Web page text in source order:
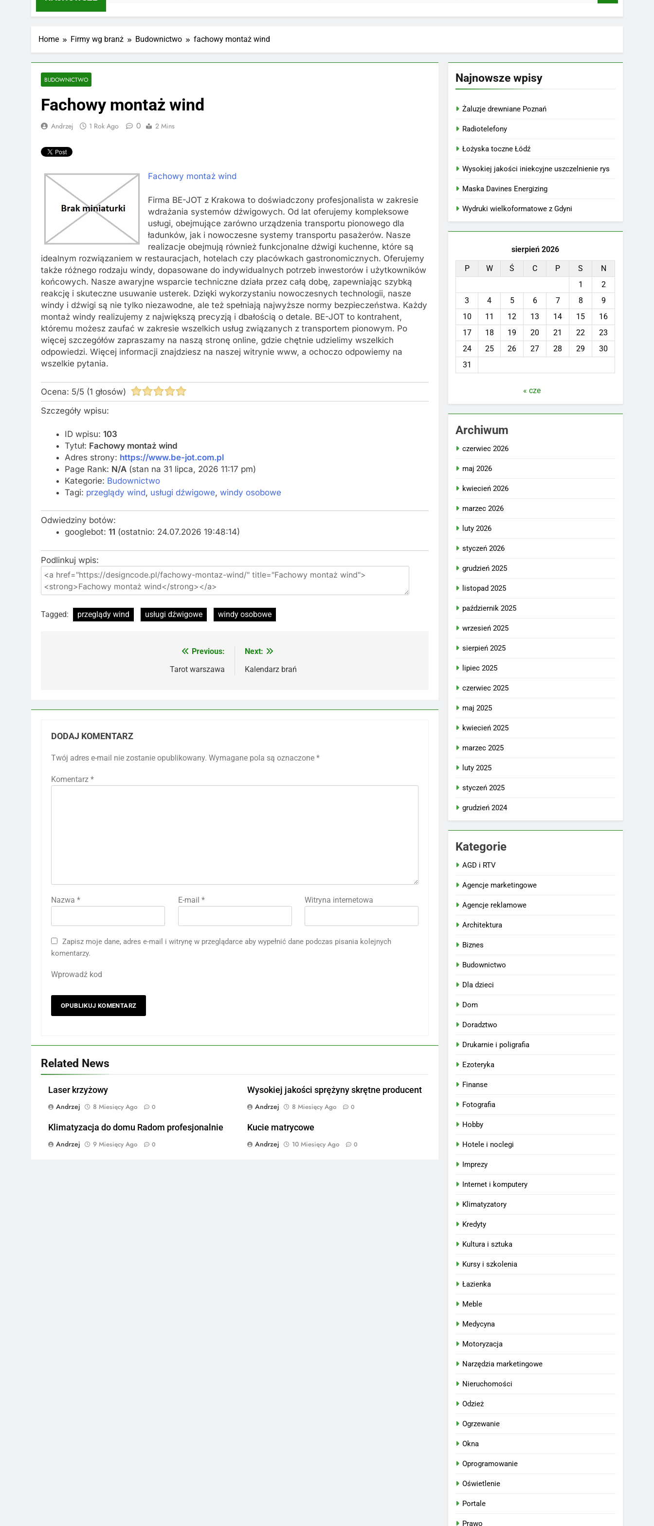
Home Firmy wg branż Budownictwo fachowy montaż wind
BUDOWNICTWO
Fachowy montaż wind
Andrzej 1 Rok Ago 0 2 Mins
Fachowy montaż wind
Firma BE-JOT z Krakowa to doświadczony profesjonalista w zakresie
wdrażania systemów dźwigowych. Od lat oferujemy kompleksowe
usługi, obejmujące zarówno urządzenia transportu pionowego dla
ładunków, jak i nowoczesne systemy transportu pasażerów. Nasze
realizacje obejmują również funkcjonalne dźwigi kuchenne, które są
idealnym rozwiązaniem w restauracjach, hotelach czy placówkach gastronomicznych. Oferujemy
także różnego rodzaju windy, dopasowane do indywidualnych potrzeb inwestorów i użytkowników
końcowych. Nasze awaryjne wsparcie techniczne działa przez całą dobę, zapewniając szybką
reakcję i skuteczne usuwanie usterek. Dzięki wykorzystaniu nowoczesnych technologii, nasze
windy i dźwigi są nie tylko niezawodne, ale też spełniają najwyższe normy bezpieczeństwa. Każdy
montaż windy realizujemy z największą precyzją i dbałością o detale. BE-JOT to kontrahent,
któremu możesz zaufać w zakresie wszelkich usług związanych z transportem pionowym. Po
więcej szczegółów zapraszamy na naszą stronę online, gdzie chętnie udzielimy wszelkich
odpowiedzi. Więcej informacji znajdziesz na naszej witrynie www, a ochoczo odpowiemy na
wszelkie pytania.
Ocena: 5/5 (1 głosów)
Szczegóły wpisu:
ID wpisu: 103
Tytuł: Fachowy montaż wind
Adres strony: https://www.be-jot.com.pl
Page Rank: N/A(stan na 31 lipca, 2026 11:17 pm)
Kategorie: Budownictwo
Tagi: przeglądy wind, usługi dźwigowe, windy osobowe
Odwiedziny botów:
googlebot: 11 (ostatnio: 24.07.2026 19:48:14)
Podlinkuj wpis:
Tagged: przeglądy wind usługi dźwigowe windy osobowe
Previous:
Tarot warszawa
Next:
Kalendarz brań
DODAJ KOMENTARZ
Twój adres e-mail nie zostanie opublikowany. Wymagane pola są oznaczone *
Komentarz *
Nazwa * E-mail * Witryna internetowa
Zapisz moje dane, adres e-mail i witrynę w przeglądarce aby wypełnić dane podczas pisania kolejnych
komentarzy.
Wprowadź kod
Related News
Laser krzyżowy
Andrzej
8 Miesięcy Ago 0
Wysokiej jakości sprężyny skrętne producent
Andrzej
8 Miesięcy Ago 0
Klimatyzacja do domu Radom profesjonalnie
Andrzej
9 Miesięcy Ago 0
Kucie matrycowe
Andrzej
10 Miesięcy Ago 0
Najnowsze wpisy
Żaluzje drewniane Poznań
Radiotelefony
Łożyska toczne Łódź
Wysokiej jakości iniekcyjne uszczelnienie rys
Maska Davines Energizing
Wydruki wielkoformatowe z Gdyni
sierpień 2026
P W Ś C P S
N
1
2
3
4 5 6 7 8
9
10
11 12 13 14 15
16
17
18 19 20 21 22
23
24
25 26 27 28 29
30
31
« cze
Archiwum
czerwiec 2026
maj 2026
kwiecień 2026
marzec 2026
luty 2026
styczeń 2026
grudzień 2025
listopad 2025
październik 2025
wrzesień 2025
sierpień 2025
lipiec 2025
czerwiec 2025
maj 2025
kwiecień 2025
marzec 2025
luty 2025
styczeń 2025
grudzień 2024
Kategorie
AGD i RTV
Agencje marketingowe
Agencje reklamowe
Architektura
Biznes
Budownictwo
Dla dzieci
Dom
Doradztwo
Drukarnie i poligrafia
Ezoteryka
Finanse
Fotografia
Hobby
Hotele i noclegi
Imprezy
Internet i komputery
Klimatyzatory
Kredyty
Kultura i sztuka
Kursy i szkolenia
Łazienka
Meble
Medycyna
Motoryzacja
Narzędzia marketingowe
Nieruchomości
Odzież
Ogrzewanie
Okna
Oprogramowanie
Oświetlenie
Portale
Prawo